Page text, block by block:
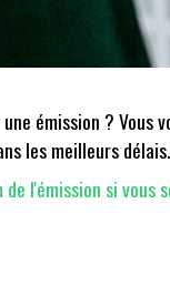
émission ?
les meilleurs délais.
de l'émission si